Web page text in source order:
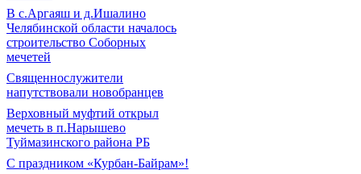
В с.Аргаяш и д.Ишалино
Челябинской области началось
строительство Соборных
мечетей
Священнослужители
напутствовали новобранцев
Верховный муфтий открыл
мечеть в п.Нарышево
Туймазинского района РБ
С праздником «Курбан-Байрам»!